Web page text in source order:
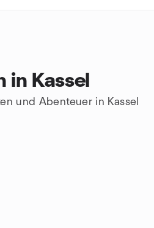
Kassel
und Abenteuer in Kassel